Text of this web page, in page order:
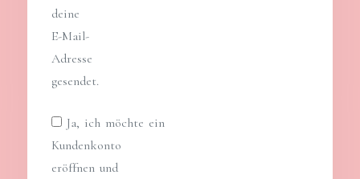
deine
E-Mail-
Adresse
gesendet.
Ja, ich möchte ein
Kundenkonto
eröffnen und